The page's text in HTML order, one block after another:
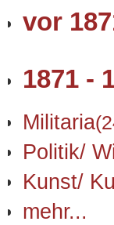
vor
1871 -
Militaria
Politik/
Kunst/
mehr...